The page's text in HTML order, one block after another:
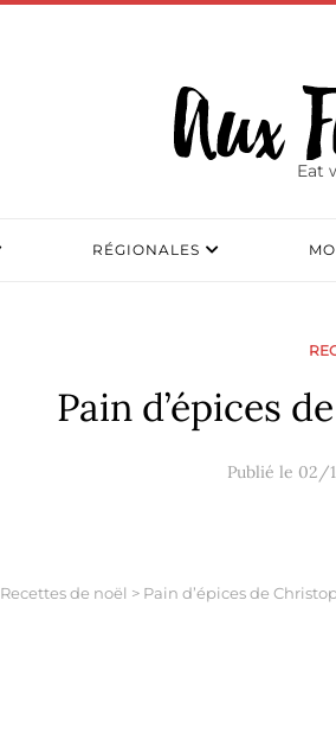
Eat
RÉGIONALES
Pain d’épices
Publié le 02/
Recettes de noël > Pain d’épices de